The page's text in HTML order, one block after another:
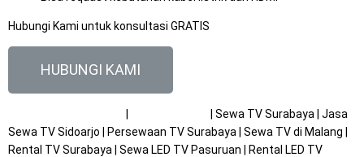
Hubungi Kami untuk konsultasi GRATIS
HUBUNGI KAMI
| Sewa TV Surabaya | Jasa
Sewa TV Sidoarjo | Persewaan TV Surabaya | Sewa TV di Malang |
Rental TV Surabaya | Sewa LED TV Pasuruan | Rental LED TV